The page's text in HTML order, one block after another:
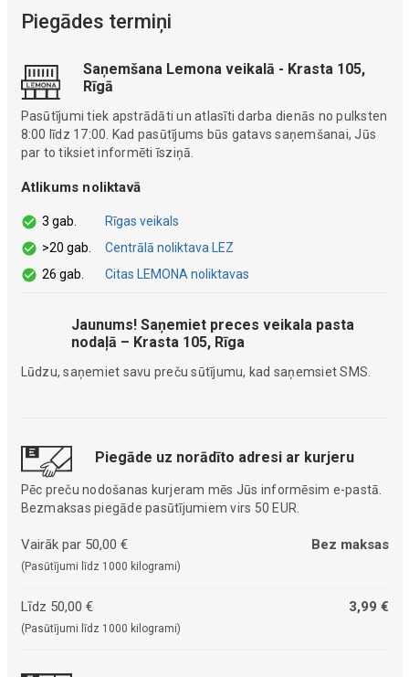
Piegādes termiņi
Saņemšana Lemona veikalā - Krasta 105,
Rīgā
Pasūtījumi tiek apstrādāti un atlasīti darba dienās no pulksten
8:00 līdz 17:00. Kad pasūtījums būs gatavs saņemšanai, Jūs
par to tiksiet informēti īsziņā.
Atlikums noliktavā
3 gab.
Rīgas veikals
>20 gab.
Centrālā noliktava LEZ
26 gab.
Citas LEMONA noliktavas
Jaunums! Saņemiet preces veikala pasta
nodaļā – Krasta 105, Rīga
Lūdzu, saņemiet savu preču sūtījumu, kad saņemsiet SMS.
Piegāde uz norādīto adresi ar kurjeru
Pēc preču nodošanas kurjeram mēs Jūs informēsim e-pastā.
Bezmaksas piegāde pasūtījumiem virs 50 EUR.
Vairāk par 50,00 €
(Pasūtījumi līdz 1000 kilogrami)
Bez maksas
Līdz 50,00 €
(Pasūtījumi līdz 1000 kilogrami)
3,99 €